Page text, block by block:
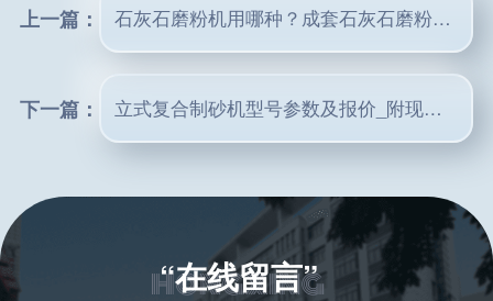
上一篇： 石灰石磨粉机用哪种？成套石灰石磨粉生产线设备配下来要多少钱
下一篇： 立式复合制砂机型号参数及报价_附现场作业视频
“在线留言”